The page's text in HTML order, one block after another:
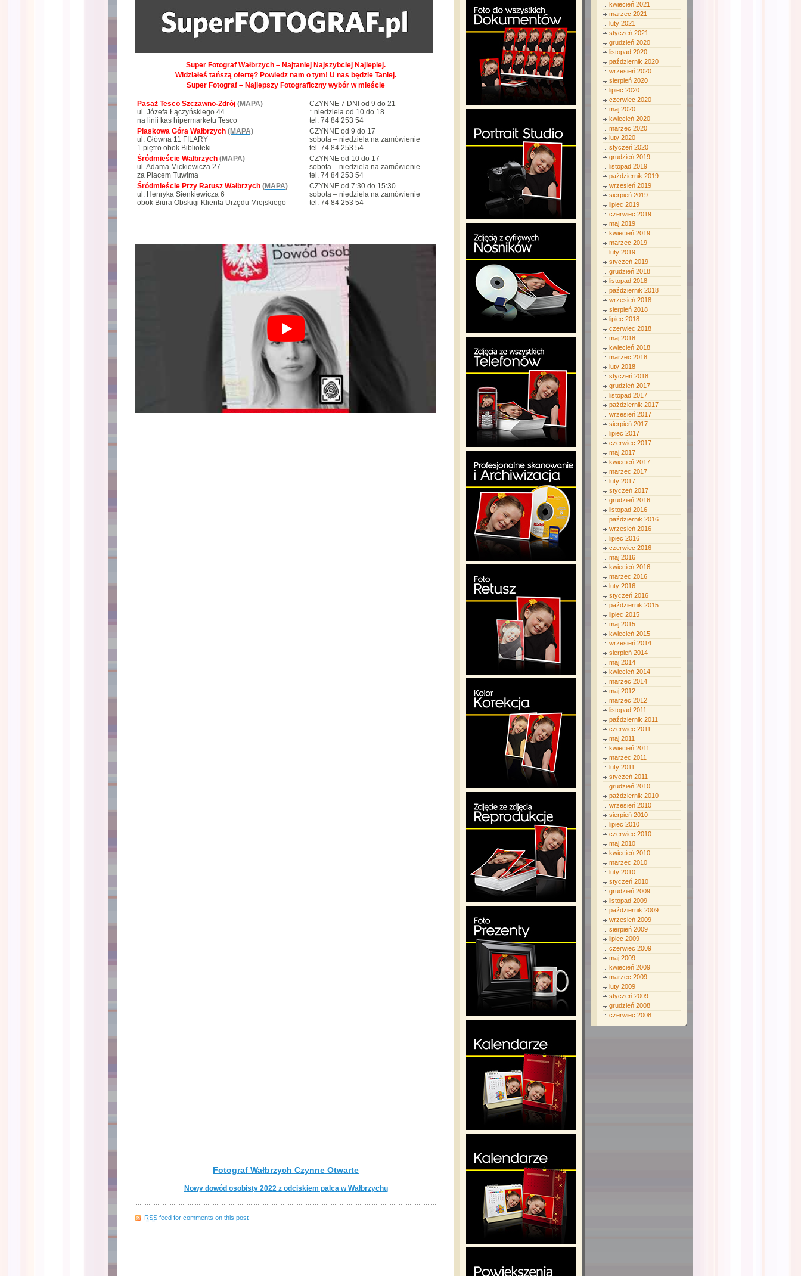
Super Fotograf Wałbrzych – Najtaniej Najszybciej Najlepiej.
Widziałeś tańszą ofertę? Powiedz nam o tym! U nas będzie Taniej.
Super Fotograf – Najlepszy Fotograficzny wybór w mieście
Pasaż Tesco Szczawno-Zdrój (MAPA)
ul. Józefa Łączyńskiego 44
na linii kas hipermarketu Tesco
CZYNNE 7 DNI od 9 do 21
* niedziela od 10 do 18
tel. 74 84 253 54
Piaskowa Góra Wałbrzych (MAPA)
ul. Główna 11 FILARY
1 piętro obok Biblioteki
CZYNNE od 9 do 17
sobota – niedziela na zamówienie
tel. 74 84 253 54
Śródmieście Wałbrzych (MAPA)
ul. Adama Mickiewicza 27
za Placem Tuwima
CZYNNE od 10 do 17
sobota – niedziela na zamówienie
tel. 74 84 253 54
Śródmieście Przy Ratusz Wałbrzych (MAPA)
ul. Henryka Sienkiewicza 6
obok Biura Obsługi Klienta Urzędu Miejskiego
CZYNNE od 7:30 do 15:30
sobota – niedziela na zamówienie
tel. 74 84 253 54
Fotograf Wałbrzych Czynne Otwarte
Nowy dowód osobisty 2022 z odciskiem palca w Wałbrzychu
RSS feed for comments on this post
kwiecień 2021
marzec 2021
luty 2021
styczeń 2021
grudzień 2020
listopad 2020
październik 2020
wrzesień 2020
sierpień 2020
lipiec 2020
czerwiec 2020
maj 2020
kwiecień 2020
marzec 2020
luty 2020
styczeń 2020
grudzień 2019
listopad 2019
październik 2019
wrzesień 2019
sierpień 2019
lipiec 2019
czerwiec 2019
maj 2019
kwiecień 2019
marzec 2019
luty 2019
styczeń 2019
grudzień 2018
listopad 2018
październik 2018
wrzesień 2018
sierpień 2018
lipiec 2018
czerwiec 2018
maj 2018
kwiecień 2018
marzec 2018
luty 2018
styczeń 2018
grudzień 2017
listopad 2017
październik 2017
wrzesień 2017
sierpień 2017
lipiec 2017
czerwiec 2017
maj 2017
kwiecień 2017
marzec 2017
luty 2017
styczeń 2017
grudzień 2016
listopad 2016
październik 2016
wrzesień 2016
lipiec 2016
czerwiec 2016
maj 2016
kwiecień 2016
marzec 2016
luty 2016
styczeń 2016
październik 2015
lipiec 2015
maj 2015
kwiecień 2015
wrzesień 2014
sierpień 2014
maj 2014
kwiecień 2014
marzec 2014
maj 2012
marzec 2012
listopad 2011
październik 2011
czerwiec 2011
maj 2011
kwiecień 2011
marzec 2011
luty 2011
styczeń 2011
grudzień 2010
październik 2010
wrzesień 2010
sierpień 2010
lipiec 2010
czerwiec 2010
maj 2010
kwiecień 2010
marzec 2010
luty 2010
styczeń 2010
grudzień 2009
listopad 2009
październik 2009
wrzesień 2009
sierpień 2009
lipiec 2009
czerwiec 2009
maj 2009
kwiecień 2009
marzec 2009
luty 2009
styczeń 2009
grudzień 2008
czerwiec 2008